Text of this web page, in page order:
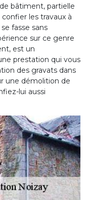
bâtiment, partielle
les travaux à
fasse sans
sur ce genre
est un
prestation qui vous
des gravats dans
une démolition de
lui aussi